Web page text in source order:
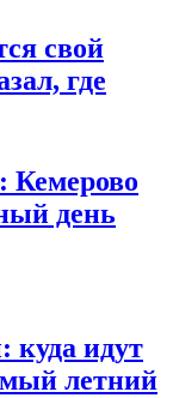
свой
где
Кемерово
день
идут
летний